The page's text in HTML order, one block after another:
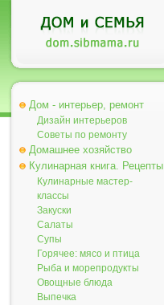
Дом - интерьер, ремонт
Дизайн интерьеров
Советы по ремонту
Домашнее хозяйство
Кулинарная книга. Рецепты
Кулинарные мастер-
классы
Закуски
Салаты
Супы
Горячее: мясо и птица
Рыба и морепродукты
Овощные блюда
Выпечка